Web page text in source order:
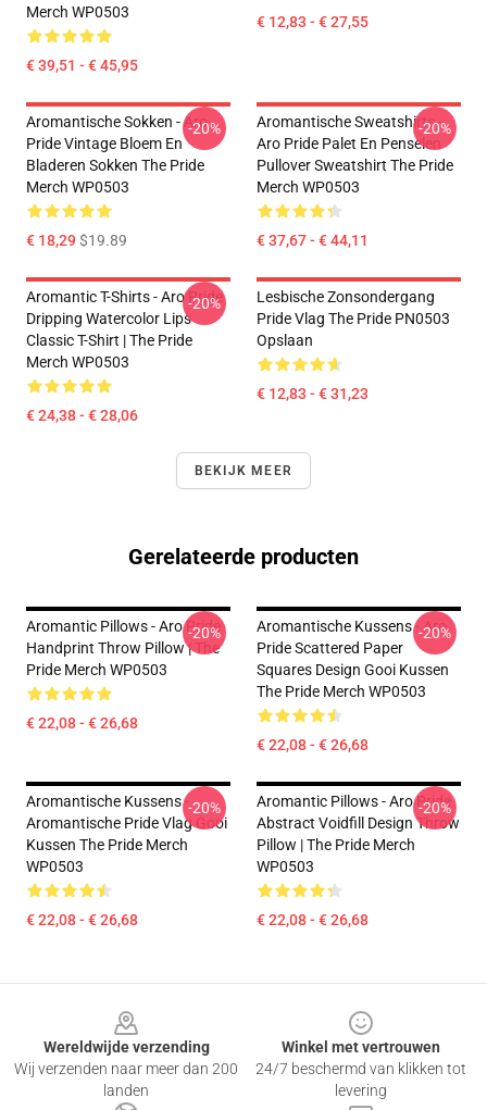
Merch WP0503
€ 39,51 - € 45,95
€ 12,83 - € 27,55
Aromantische Sokken - Aro
Pride Vintage Bloem En
Bladeren Sokken The Pride
Merch WP0503
€ 18,29$19.89
-20%
Aromantische Sweatshirts -
Aro Pride Palet En Penselen
Pullover Sweatshirt The Pride
Merch WP0503
€ 37,67 - € 44,11
-20%
Aromantic T-Shirts - Aro Pride
Dripping Watercolor Lips
Classic T-Shirt | The Pride
Merch WP0503
€ 24,38 - € 28,06
-20%
Lesbische Zonsondergang
Pride Vlag The Pride PN0503
Opslaan
€ 12,83 - € 31,23
BEKIJK MEER
Gerelateerde producten
Aromantic Pillows - Aro Pride
Handprint Throw Pillow | The
Pride Merch WP0503
€ 22,08 - € 26,68
-20%
Aromantische Kussens - Aro
Pride Scattered Paper
Squares Design Gooi Kussen
The Pride Merch WP0503
€ 22,08 - € 26,68
-20%
Aromantische Kussens -
Aromantische Pride Vlag Gooi
Kussen The Pride Merch
WP0503
€ 22,08 - € 26,68
-20%
Aromantic Pillows - Aro Pride
Abstract Voidfill Design Throw
Pillow | The Pride Merch
WP0503
€ 22,08 - € 26,68
-20%
Wereldwijde verzending
Wij verzenden naar meer dan 200
landen
Winkel met vertrouwen
24/7 beschermd van klikken tot
levering